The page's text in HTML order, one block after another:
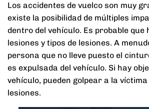
Los accidentes de vuelco son muy
existe la posibilidad de múltiples
dentro del vehículo. Es probable que
lesiones y tipos de lesiones. A
persona que no lleve puesto el
es expulsada del vehículo. Si hay
vehículo, pueden golpear a la
lesiones.